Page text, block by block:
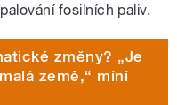
fosilních paliv.
změny? „Je
země,“ míní